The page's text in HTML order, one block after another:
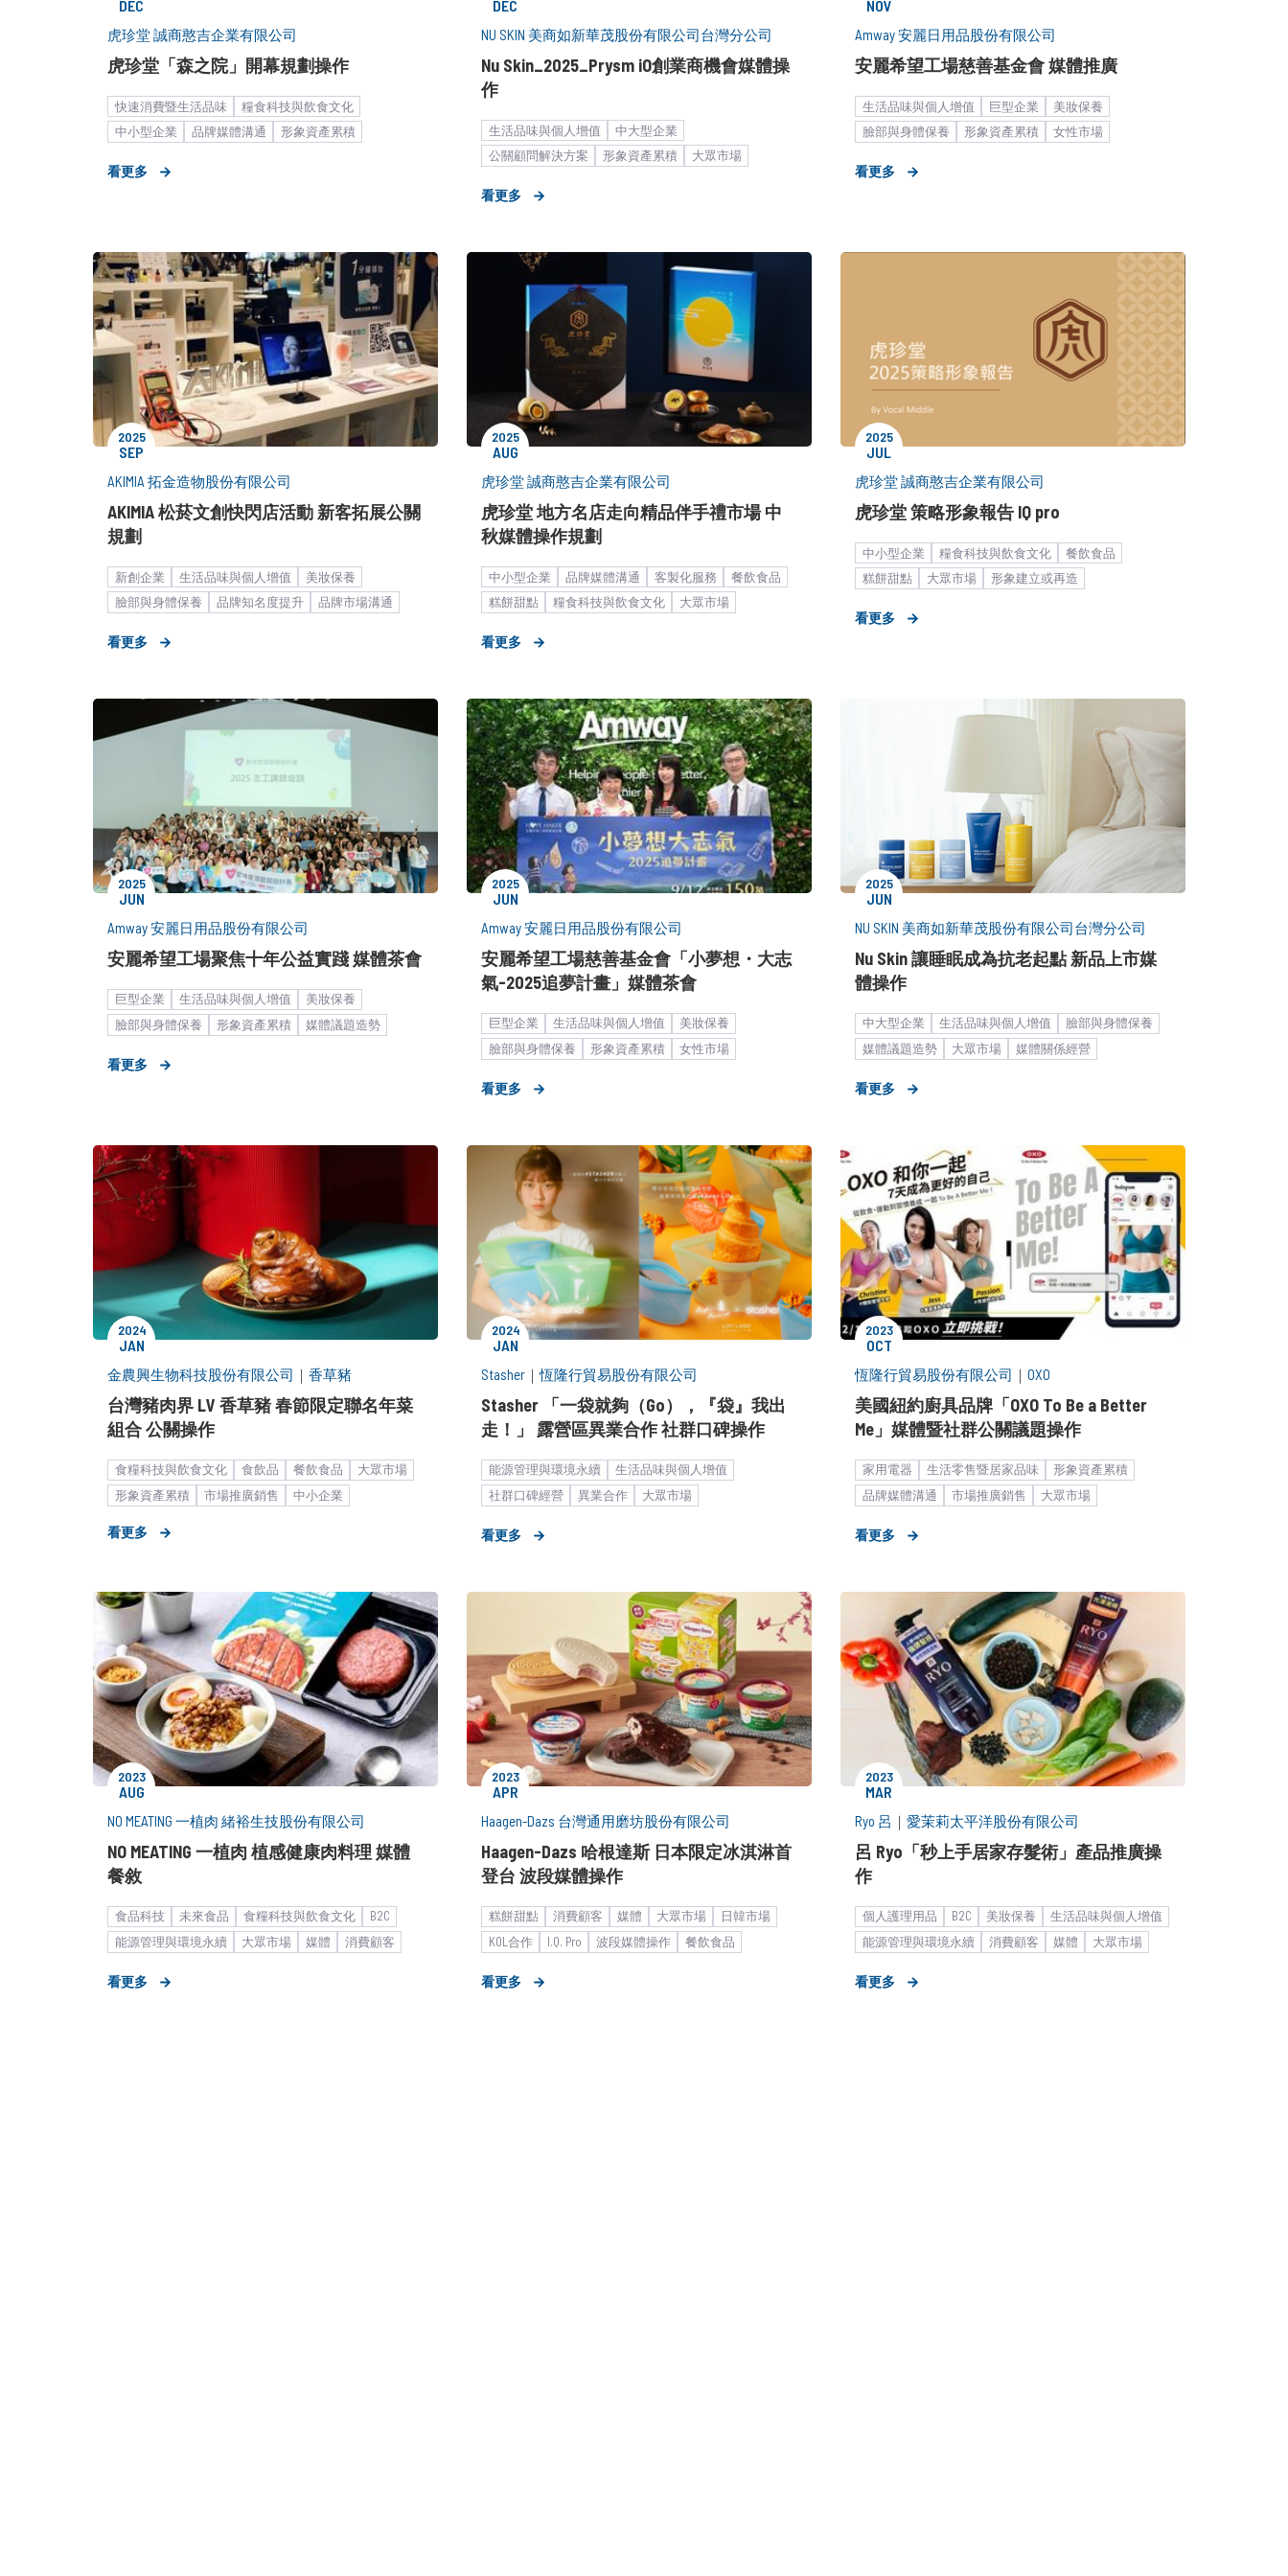
DEC
虎珍堂 誠商憨吉企業有限公司
虎珍堂「森之院」開幕規劃操作
快速消費暨生活品味
糧食科技與飲食文化
中小型企業
品牌媒體溝通
形象資產累積
看更多
DEC
NU SKIN 美商如新華茂股份有限公司台灣分公司
Nu Skin_2025_Prysm iO創業商機會媒體操
作
生活品味與個人增值
中大型企業
公關顧問解決方案
形象資產累積
大眾市場
看更多
NOV
Amway 安麗日用品股份有限公司
安麗希望工場慈善基金會 媒體推廣
生活品味與個人增值 巨型企業
美妝保養
臉部與身體保養
形象資產累積
女性市場
看更多
2025
SEP
AKIMIA 拓金造物股份有限公司
AKIMIA 松菸文創快閃店活動 新客拓展公關
規劃
新創企業 生活品味與個人增值
美妝保養
臉部與身體保養
品牌知名度提升
品牌市場溝通
消費者活動
看更多
2025
AUG
虎珍堂 誠商憨吉企業有限公司
虎珍堂 地方名店走向精品伴手禮市場 中
秋媒體操作規劃​
中小型企業 品牌媒體溝通 客製化服務
餐飲食品
糕餅甜點
糧食科技與飲食文化
大眾市場
公關顧問解決方案
看更多
2025
JUL
虎珍堂 誠商憨吉企業有限公司
虎珍堂 策略形象報告 IQ pro
中小型企業 糧食科技與飲食文化
餐飲食品
糕餅甜點
大眾市場
形象建立或再造
看更多
2025
JUN
Amway 安麗日用品股份有限公司
安麗希望工場聚焦十年公益實踐 媒體茶會
巨型企業 生活品味與個人增值
美妝保養
臉部與身體保養
形象資產累積
媒體議題造勢
媒體小聚／餐敘
看更多
2025
JUN
Amway 安麗日用品股份有限公司
安麗希望工場慈善基金會「小夢想・大志
氣-2025追夢計畫」媒體茶會
巨型企業 生活品味與個人增值
美妝保養
臉部與身體保養
形象資產累積
女性市場
媒體關係經營
看更多
2025
JUN
NU SKIN 美商如新華茂股份有限公司台灣分公司
Nu Skin 讓睡眠成為抗老起點 新品上市媒
體操作
中大型企業 生活品味與個人增值
臉部與身體保養
媒體議題造勢
大眾市場
媒體關係經營
看更多
2024
JAN
金農興生物科技股份有限公司 ｜ 香草豬
台灣豬肉界 LV 香草豬 春節限定聯名年菜
組合 公關操作
食糧科技與飲食文化 食飲品 餐飲食品
大眾市場
形象資產累積
市場推廣銷售 中小企業
看更多
2024
JAN
Stasher ｜恆隆行貿易股份有限公司
Stasher 「一袋就夠（Go），『袋』我出
走！」 露營區異業合作 社群口碑操作
能源管理與環境永續
生活品味與個人增值
社群口碑經營
異業合作
大眾市場
看更多
2023
OCT
恆隆行貿易股份有限公司 ｜ OXO
美國紐約廚具品牌「OXO To Be a Better
Me」媒體暨社群公關議題操作
家用電器 生活零售暨居家品味
形象資產累積
品牌媒體溝通
市場推廣銷售
大眾市場
數位行銷解決方案
看更多
2023
AUG
NO MEATING 一植肉 緒裕生技股份有限公司
NO MEATING 一植肉 植感健康肉料理 媒體
餐敘
食品科技 未來食品 食糧科技與飲食文化
B2C
能源管理與環境永續
大眾市場 媒體
消費顧客
市場推廣銷售
看更多
2023
APR
Haagen-Dazs 台灣通用磨坊股份有限公司
Haagen-Dazs 哈根達斯 日本限定冰淇淋首
登台 波段媒體操作
糕餅甜點 消費顧客 媒體 大眾市場
日韓市場
KOL合作
I.Q. Pro 波段媒體操作
餐飲食品
巨型企業
看更多
2023
MAR
Ryo 呂 ｜ 愛茉莉太平洋股份有限公司
呂 Ryo「秒上手居家存髮術」產品推廣操
作
個人護理用品 B2C 美妝保養
生活品味與個人增值
能源管理與環境永續
消費顧客 媒體
大眾市場
形象資產累積
看更多